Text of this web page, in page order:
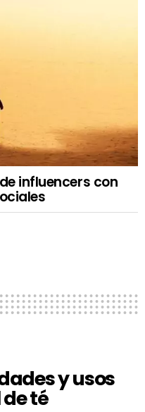
influencers con
y usos
té